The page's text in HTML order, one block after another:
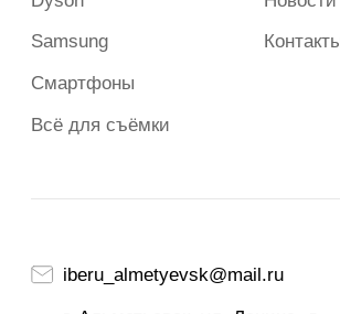
Сайт носит сугубо информационный характер и не является
товарными знаками компании Apple Inc. в США и других
Apple Inc.
Политика конфиденциальности